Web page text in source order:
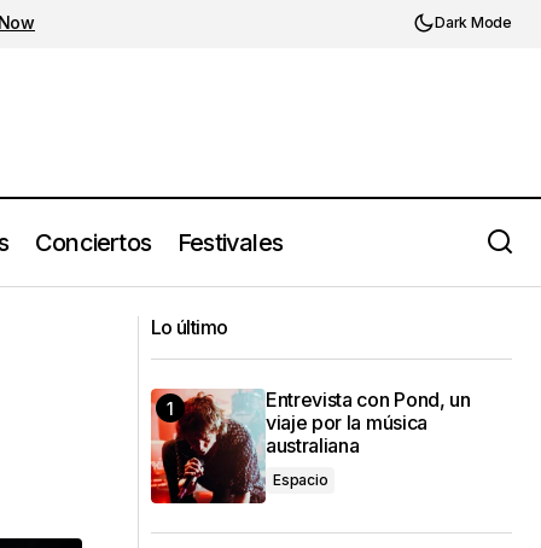
Dark Mode
Conciertos Festivales
anuncia su soundtrack, plagado de
energía mexicana
Lo último
Entrevista con Pond, un
viaje por la música
australiana
Espacio